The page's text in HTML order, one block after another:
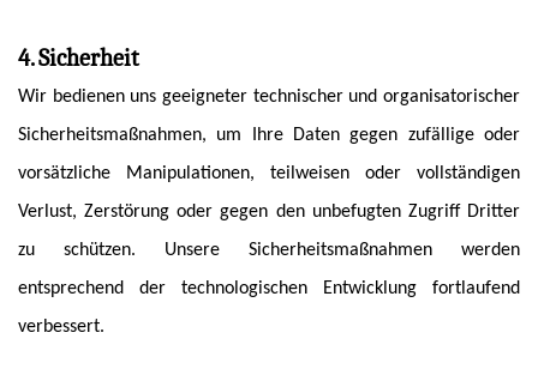
4. Sicherheit
Wir bedienen uns geeigneter technischer und organisatorischer
Sicherheitsmaßnahmen, um Ihre Daten gegen zufällige oder
vorsätzliche Manipulationen, teilweisen oder vollständigen
Verlust, Zerstörung oder gegen den unbefugten Zugriff Dritter
zu schützen. Unsere Sicherheitsmaßnahmen werden
entsprechend der technologischen Entwicklung fortlaufend
verbessert.